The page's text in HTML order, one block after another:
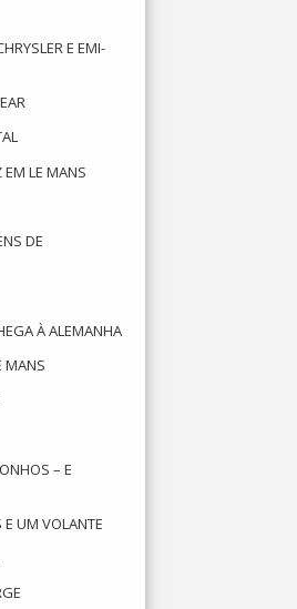
E EMI-
LE MANS
DE
À ALEMANHA
MANS
– E
UM VOLANTE